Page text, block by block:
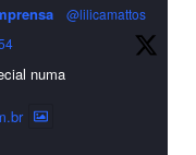
Imprensa
Artificiais e
e Derivados, na
@lilicamattos
numa